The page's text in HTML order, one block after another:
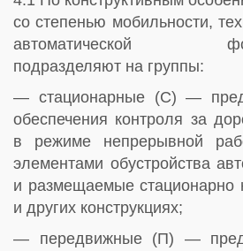
со степенью мобильности,
автоматической
подразделяют на группы:
— стационарные (С) —
обеспечения контроля за
в режиме непрерывной
элементами обустройства
и размещаемые стационарно
и других конструкциях;
— передвижные (П) —